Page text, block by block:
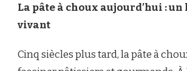
La pâte à choux aujourd’hui :
vivant
Cinq siècles plus tard, la pâte à